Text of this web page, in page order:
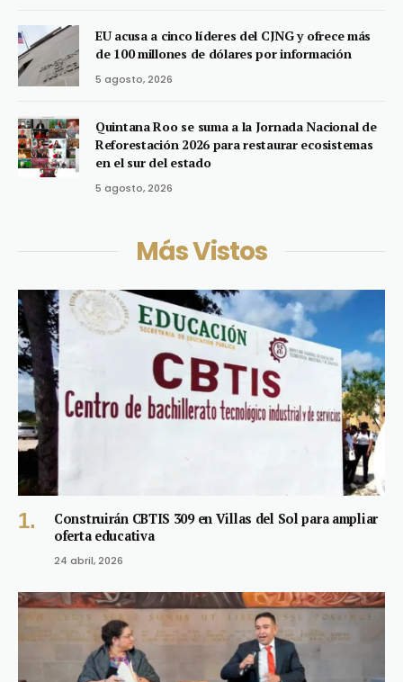
EU acusa a cinco líderes del CJNG y ofrece más
de 100 millones de dólares por información
5 agosto, 2026
Quintana Roo se suma a la Jornada Nacional de
Reforestación 2026 para restaurar ecosistemas
en el sur del estado
5 agosto, 2026
Más Vistos
Construirán CBTIS 309 en Villas del Sol para ampliar
oferta educativa
24 abril, 2026